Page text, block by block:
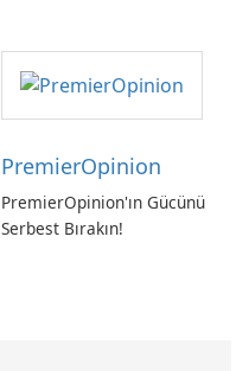
PremierOpinion
PremierOpinion'ın Gücünü
Serbest Bırakın!